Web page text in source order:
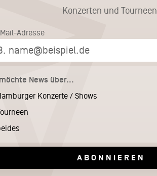
Konzerten und Tourneen.
Adresse
News über...
Konzerte / Shows
ABONNIEREN